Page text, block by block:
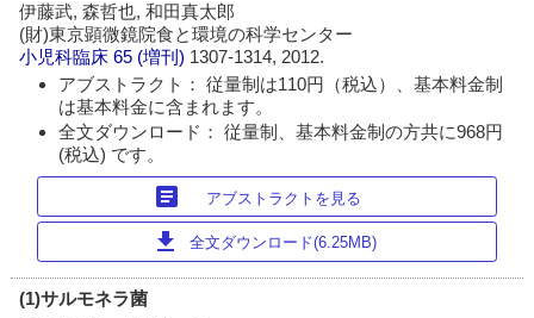
伊藤武, 森哲也, 和田真太郎
(財)東京顕微鏡院食と環境の科学センター
小児科臨床 65 (増刊) 1307-1314, 2012.
アブストラクト： 従量制は110円（税込）、基本料金制
は基本料金に含まれます。
全文ダウンロード： 従量制、基本料金制の方共に968円
(税込) です。
article アブストラクトを見る
download 全文ダウンロード(6.25MB)
(1)サルモネラ菌